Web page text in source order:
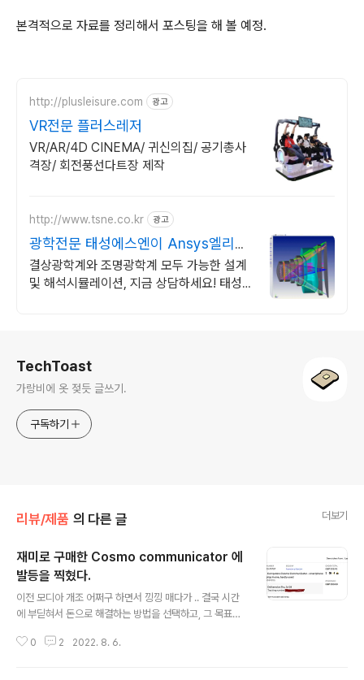
본격적으로 자료를 정리해서 포스팅을 해 볼 예정.
http://plusleisure.com 광고
VR전문 플러스레저
VR/AR/4D CINEMA/ 귀신의집/ 공기총사
격장/ 회전풍선다트장 제작
http://www.tsne.co.kr 광고
광학전문 태성에스엔이 Ansys엘리트
채널파트너
결상광학계와 조명광학계 모두 가능한 설계
및 해석시뮬레이션, 지금 상담하세요! 태성에
TechToast
가랑비에 옷 젖듯 글쓰기.
구독하기
리뷰/제품 의 다른 글 더보기
재미로 구매한 Cosmo communicator 에
발등을 찍혔다.
이전 모디아 개조 어쩌구 하면서 낑낑 매다가 .. 결국 시간
에 부딛혀서 돈으로 해결하는 방법을 선택하고, 그 목표와
매했다. 뭐 GPD Pocket 같은 다른 선택지도 있었지만,
0 2 2022. 8. 6.